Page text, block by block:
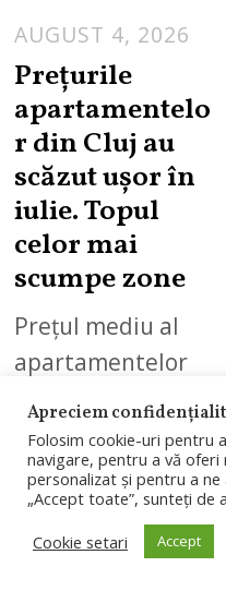
AUGUST 4, 2026
Prețurile
apartamentelo
r din Cluj au
scăzut ușor în
iulie. Topul
celor mai
scumpe zone
Prețul mediu al
apartamentelor
scoase la vânzare
în Cluj-Napoca a
coborât la 3.045 de
euro pe metru
pătrat în iulie.
Apreciem
Folosim cookie-uri pentru
navigare, pentru a vă oferi
personalizat și pentru a ne
„Accept toate”, sunteți de
Cookie setari
Accept